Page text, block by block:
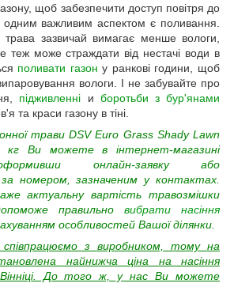
щоб забезпечити доступ повітря до
важливим аспектом є поливання.
зазвичай вимагає менше вологи,
теж може страждати від нестачі води в
поливати газон у ранкові години, щоб
вологи. І не забувайте про
підживленні и боротьби з бур'янами
та краси газону в тіні.
трави DSV Euro Grass Shady Lawn
кг Ви можете в інтернет-магазині
онлайн-заявку або
номером, зазначеним у контактах.
актуальну вартість травозмішки
правильно вибрати насіння
особливостей Вашої ділянки.
з виробником, тому на
найнижча ціна на насіння
До того ж, у нас Ви можете